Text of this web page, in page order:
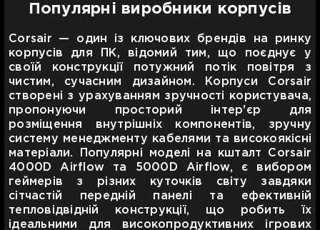
Популярні виробники корпусів
Corsair — один із ключових брендів на ринку
корпусів для ПК, відомий тим, що поєднує у
своїй конструкції потужний потік повітря з
чистим, сучасним дизайном. Корпуси Corsair
створені з урахуванням зручності користувача,
пропонуючи просторий інтер'єр для
розміщення внутрішніх компонентів, зручну
систему менеджменту кабелями та високоякісні
матеріали. Популярні моделі на кшталт Corsair
4000D Airflow та 5000D Airflow, є вибором
геймерів з різних куточків світу завдяки
сітчастій передній панелі та ефективній
тепловідвідній конструкції, що робить їх
ідеальними для високопродуктивних ігрових